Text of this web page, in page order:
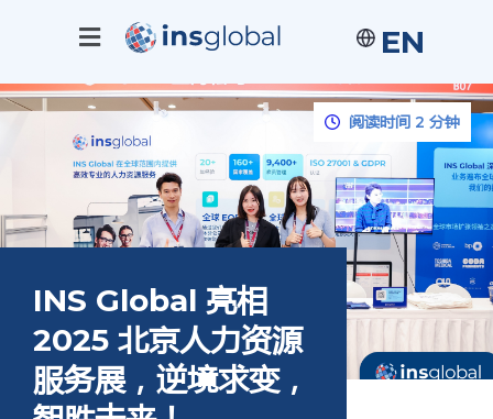
EN
阅读时间 2 分钟
INS Global 亮相
2025 北京人力资源
服务展，逆境求变，